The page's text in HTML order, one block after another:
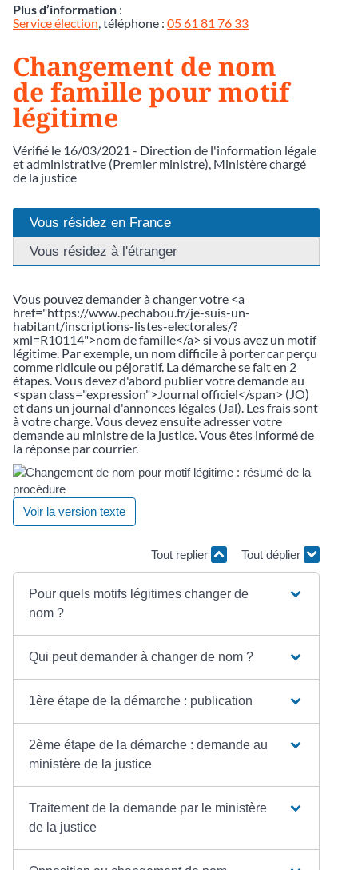
Plus d’information :
Service élection , téléphone : 05 61 81 76 33
Changement de nom
de famille pour motif
légitime
Vérifié le 16/03/2021 - Direction de l'information légale
et administrative (Premier ministre), Ministère chargé
de la justice
Vous résidez en France
Vous résidez à l'étranger
Vous pouvez demander à changer votre <a
href="https://www.pechabou.fr/je-suis-un-
habitant/inscriptions-listes-electorales/?
xml=R10114">nom de famille</a> si vous avez un motif
légitime. Par exemple, un nom difficile à porter car perçu
comme ridicule ou péjoratif. La démarche se fait en 2
étapes. Vous devez d'abord publier votre demande au
<span class="expression">Journal officiel</span> (JO)
et dans un journal d'annonces légales (Jal). Les frais sont
à votre charge. Vous devez ensuite adresser votre
demande au ministre de la justice. Vous êtes informé de
la réponse par courrier.
Voir la version texte
Tout replier Tout déplier
Pour quels motifs légitimes changer de
nom ?
Qui peut demander à changer de nom ?
1ère étape de la démarche : publication
2ème étape de la démarche : demande au
ministère de la justice
Traitement de la demande par le ministère
de la justice